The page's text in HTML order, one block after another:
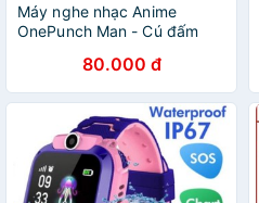
Máy nghe nhạc Anime
OnePunch Man - Cú đấm
tai nghe cắm dây có mic và
dây sạc mp3 anime chibi
80.000 đ